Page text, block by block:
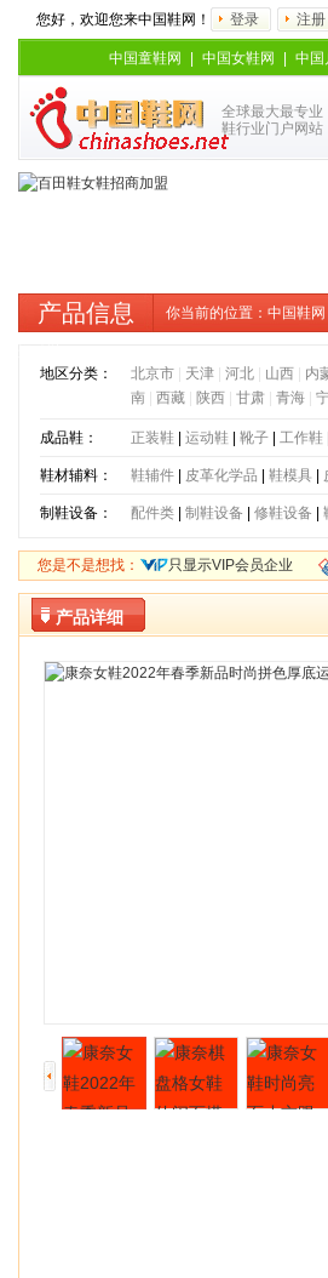
您好，欢迎您来中国鞋网！ 登录 注册
中国童鞋网 中国女鞋网 中国
全球最大最专业
鞋行业门户网站
产品信息 你当前的位置： 中国鞋网
地区分类：
北京市| 天津| 河北| 山西| 内
南| 西藏| 陕西| 甘肃| 青海|
成品鞋： 正装鞋| 运动鞋| 靴子| 工作鞋|
鞋材辅料： 鞋辅件| 皮革化学品 鞋模具
制鞋设备： 配件类| 制鞋设备 修鞋设备
您是不是想找： 只显示VIP会员企业
产品详细